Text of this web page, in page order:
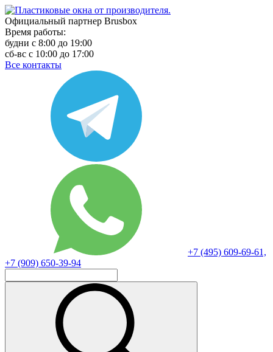
Официальный партнер Brusbox
Время работы:
будни с 8:00 до 19:00
сб-вс с 10:00 до 17:00
Все контакты
+7 (495) 609-69-61,
+7 (909) 650-39-94